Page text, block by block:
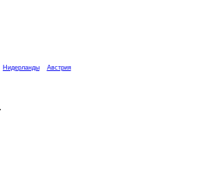
Нидерланды Австрия